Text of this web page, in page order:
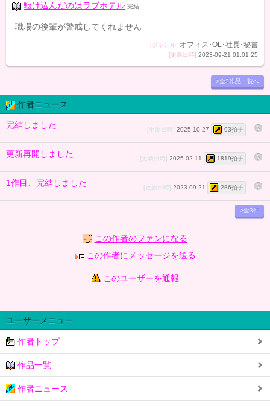
駆け込んだのはラブホテル 完結
職場の後輩が警戒してくれません
[ジャンル] オフィス･OL･社長･秘書
[更新日時] 2023-09-21 01:01:25
>全3作品一覧へ
作者ニュース
完結しました [更新日時] 2025-10-27 93拍手
更新再開しました [更新日時] 2025-02-11 1819拍手
1作目、完結しました [更新日時] 2023-09-21 286拍手
>全3件
この作者のファンになる
この作者にメッセージを送る
このユーザーを通報
ユーザーメニュー
作者トップ
作品一覧
作者ニュース